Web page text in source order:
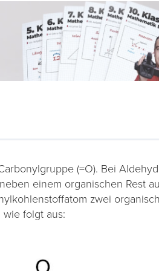
(=O). Bei
einem organischen Rest
zwei
folgt aus: